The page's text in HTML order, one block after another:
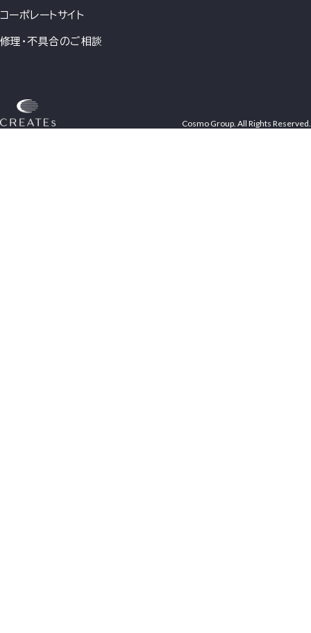
コーポレートサイト
修理・不具合のご相談
Cosmo Group. All Rights Reserved.